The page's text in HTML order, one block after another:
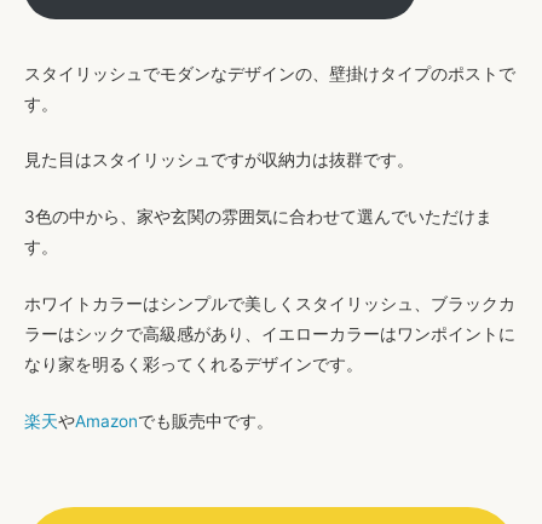
スタイリッシュでモダンなデザインの、壁掛けタイプのポスト で
す。
見た目はスタイリッシュですが収納力は抜群です。
3色の中から、家や玄関の雰囲気に合わせて選んでいただけま
す。
ホワイトカラーはシンプルで美しくスタイリッシュ、ブラックカ
ラーはシックで高級感があり、イエローカラーはワンポイントに
なり家を明るく彩ってくれるデザインです。
楽天やAmazonでも販売中です。